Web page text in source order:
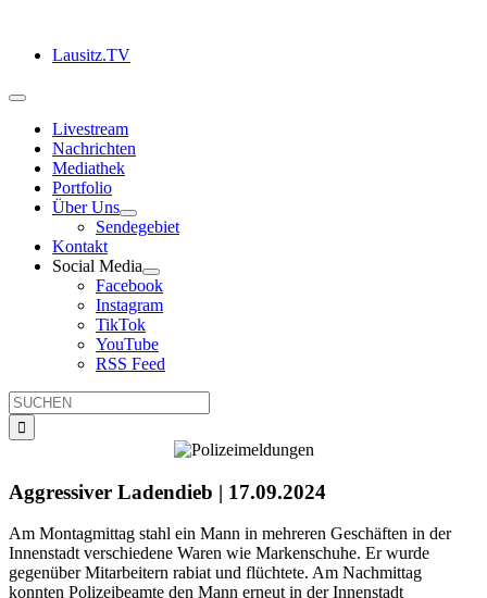
springenLausitz.TV
Toggle
NavigationLivestream
Nachrichten
Mediathek
Portfolio
Über Uns
Sendegebiet
Kontakt
Social Media
Facebook
Instagram
TikTok
YouTube
RSS Feed
Suche
nach:
Aggressiver Ladendieb | 17.09.2024
Am Montagmittag stahl ein Mann in mehreren Geschäften in der
Innenstadt verschiedene Waren wie Markenschuhe. Er wurde
gegenüber Mitarbeitern rabiat und flüchtete. Am Nachmittag
konnten Polizeibeamte den Mann erneut in der Innenstadt